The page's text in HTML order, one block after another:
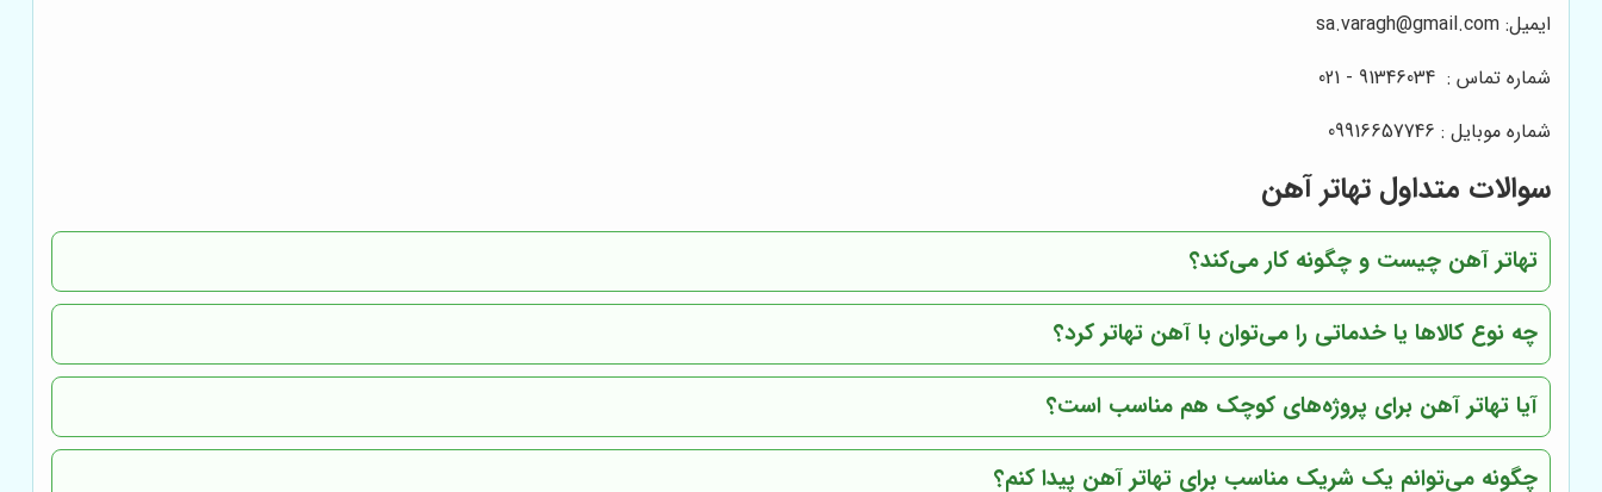
ایمیل: sa.varagh@gmail.com
شماره تماس : 91346034 - 021
شماره موبایل : 09916657746
سوالات متداول تهاتر آهن
تهاتر آهن چیست و چگونه کار می‌کند؟
چه نوع کالاها یا خدماتی را می‌توان با آهن تهاتر کرد؟
آیا تهاتر آهن برای پروژه‌های کوچک هم مناسب است؟
چگونه می‌توانم یک شریک مناسب برای تهاتر آهن پیدا کنم؟